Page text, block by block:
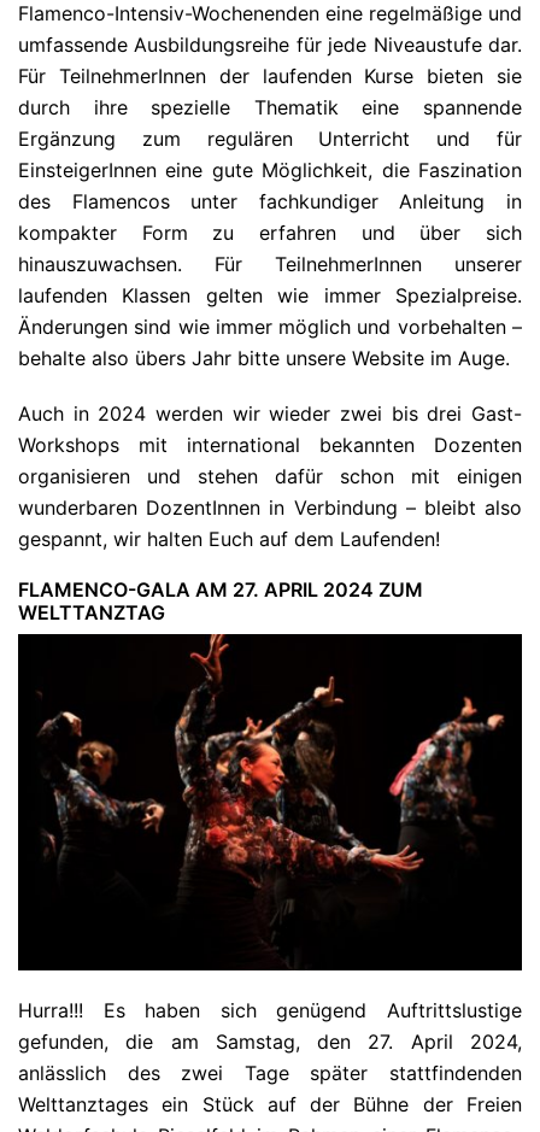
Flamenco-Intensiv-Wochenenden eine regelmäßige und
umfassende Ausbildungsreihe für jede Niveaustufe dar.
Für TeilnehmerInnen der laufenden Kurse bieten sie
durch ihre spezielle Thematik eine spannende
Ergänzung zum regulären Unterricht und für
EinsteigerInnen eine gute Möglichkeit, die Faszination
des Flamencos unter fachkundiger Anleitung in
kompakter Form zu erfahren und über sich
hinauszuwachsen. Für TeilnehmerInnen unserer
laufenden Klassen gelten wie immer Spezialpreise.
Änderungen sind wie immer möglich und vorbehalten –
behalte also übers Jahr bitte unsere Website im Auge.
Auch in 2024 werden wir wieder zwei bis drei Gast-
Workshops mit international bekannten Dozenten
organisieren und stehen dafür schon mit einigen
wunderbaren DozentInnen in Verbindung – bleibt also
gespannt, wir halten Euch auf dem Laufenden!
FLAMENCO-GALA AM 27. APRIL 2024 ZUM
WELTTANZTAG
Hurra!!! Es haben sich genügend Auftrittslustige
gefunden, die am Samstag, den 27. April 2024,
anlässlich des zwei Tage später stattfindenden
Welttanztages ein Stück auf der Bühne der Freien